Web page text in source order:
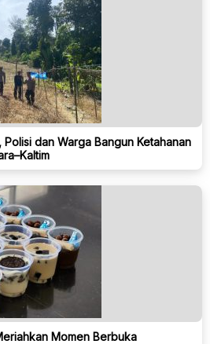
dan Warga Bangun Ketahanan
Momen Berbuka